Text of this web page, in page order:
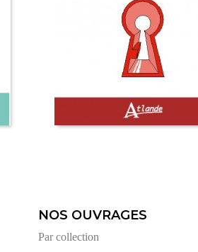
NOS OUVRAGES
Par collection